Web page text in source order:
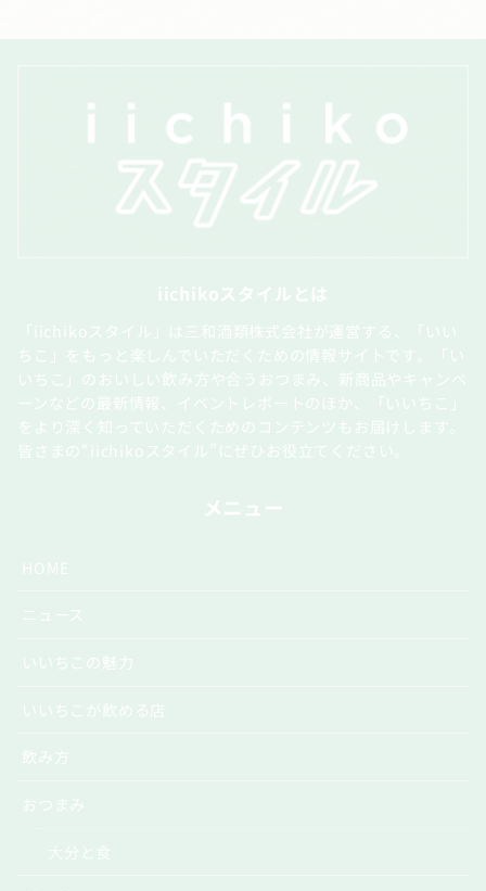
iichikoスタイルとは
「iichikoスタイル」は三和酒類株式会社が運営する、「いい
ちこ」をもっと楽しんでいただくための情報サイトです。「い
いちこ」のおいしい飲み方や合うおつまみ、新商品やキャンペ
ーンなどの最新情報、イベントレポートのほか、「いいちこ」
をより深く知っていただくためのコンテンツもお届けします。
皆さまの“iichikoスタイル”にぜひお役立てください。
メニュー
HOME
ニュース
いいちこの魅力
いいちこが飲める店
飲み方
おつまみ